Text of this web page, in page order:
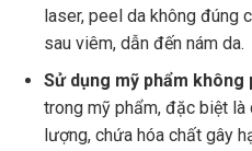
laser, peel da không đúng
sau viêm, dẫn đến nám da.
Sử dụng mỹ phẩm không
trong mỹ phẩm, đặc biệt
lượng, chứa hóa chất gây